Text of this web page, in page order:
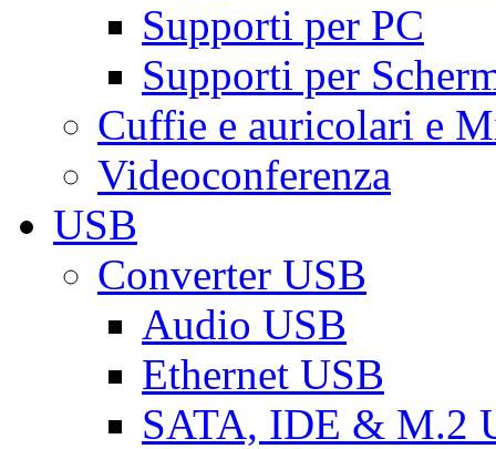
Supporti per PC
Supporti per
Cuffie e auricolari e
Videoconferenza
USB
Converter USB
Audio USB
Ethernet USB
SATA, IDE & M.2